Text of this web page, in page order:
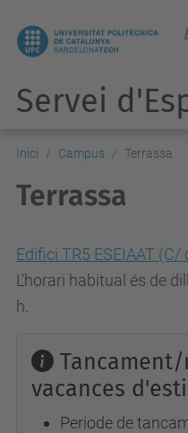
Servei
Inici Campus Terrassa
Terrassa
Edifici TR5 ESEIAAT
L'horari habitual és de
h.
vacances
Periode de